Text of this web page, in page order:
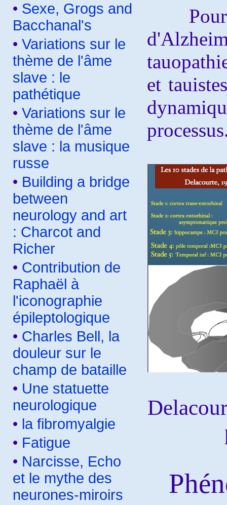
• Sexe, Grogs and
Bacchanal's
• Variations sur le
thème de l'âme
slave : le
pathétique
• Variations sur le
thème de l'âme
slave : la musique
russe
• Building a bridge
between
neurology and art
: Charcot and
Richer
• Contribution de
Raphaël à
l'iconographie
épileptologique
• Charles Bell, la
douleur sur le
champ de bataille
• Une statuette
neurologique
• la fibromyalgie
• Fatigue
• Narcisse, Echo
et le mythe des
neurones-miroirs
Pour
et